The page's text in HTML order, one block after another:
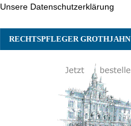
Unsere Datenschutzerklärung
RECHTSPFLEGER GROTHJAHN